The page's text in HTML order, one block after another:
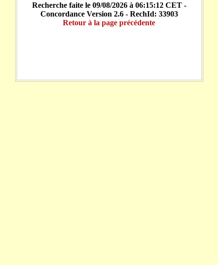
Recherche faite le 09/08/2026 à 06:15:12 CET -
Concordance Version 2.6 - RechId: 33903
Retour à la page précédente